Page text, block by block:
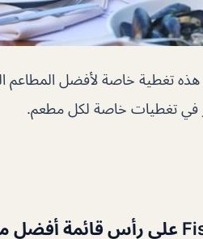
هذه تغطية خاصة لأفضل المطاعم
في تغطيات خاصة لكل مطعم.